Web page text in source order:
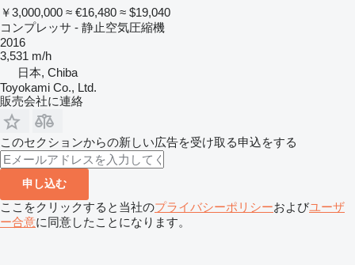
￥3,000,000 ≈ €16,480 ≈ $19,040
コンプレッサ - 静止空気圧縮機
2016
3,531 m/h
日本, Chiba
Toyokami Co., Ltd.
販売会社に連絡
このセクションからの新しい広告を受け取る申込をする
申し込む
ここをクリックすると当社のプライバシーポリシーおよびユーザ
ー合意に同意したことになります。